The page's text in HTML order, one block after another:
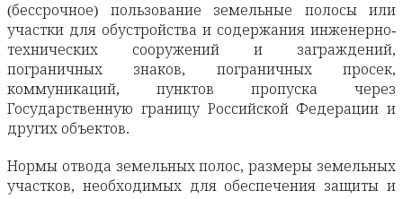
(бессрочное) пользование земельные полосы или
участки для обустройства и содержания инженерно-
технических сооружений и заграждений,
пограничных знаков, пограничных просек,
коммуникаций, пунктов пропуска через
Государственную границу Российской Федерации и
других объектов.
Нормы отвода земельных полос, размеры земельных
участков, необходимых для обеспечения защиты и